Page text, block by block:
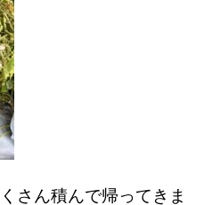
さん積んで帰ってきま